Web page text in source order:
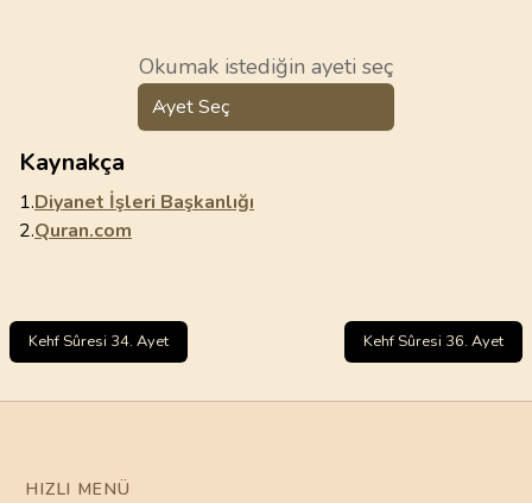
Okumak istediğin ayeti seç
Ayet Seç
Kaynakça
1.Diyanet İşleri Başkanlığı
2.Quran.com
Kehf Sûresi 34. Ayet Kehf Sûresi 36. Ayet
HIZLI MENÜ